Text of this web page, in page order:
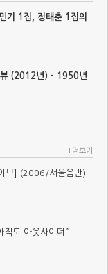
기 1집, 정태춘 1집의
뷰 (2012년) - 1950년
+더보기
브] (2006/서울음반)
도 아웃사이더”